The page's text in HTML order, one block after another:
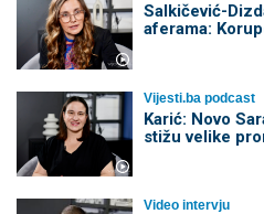
Salkičević-
aferama:
Vijesti.ba podcast
Karić: Novo
stižu velike
Video intervju